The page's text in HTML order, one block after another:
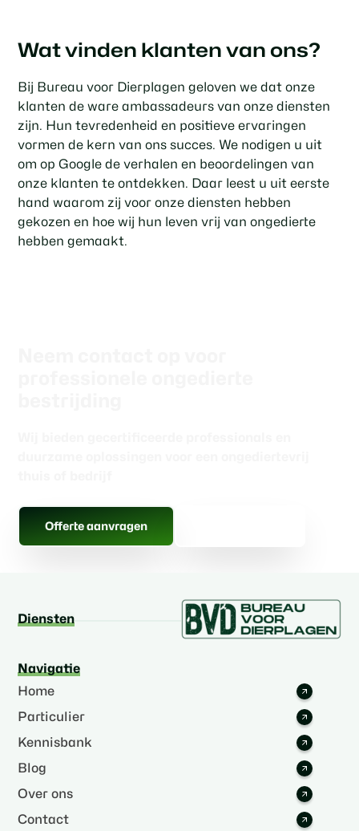
Wat vinden klanten van ons?
Bij Bureau voor Dierplagen geloven we dat onze
klanten de ware ambassadeurs van onze diensten
zijn. Hun tevredenheid en positieve ervaringen
vormen de kern van ons succes. We nodigen u uit
om op Google de verhalen en beoordelingen van
onze klanten te ontdekken. Daar leest u uit eerste
hand waarom zij voor onze diensten hebben
gekozen en hoe wij hun leven vrij van ongedierte
hebben gemaakt.
Offerte aanvragen
Diensten
Navigatie
Home
Particulier
Kennisbank
Blog
Over ons
Contact